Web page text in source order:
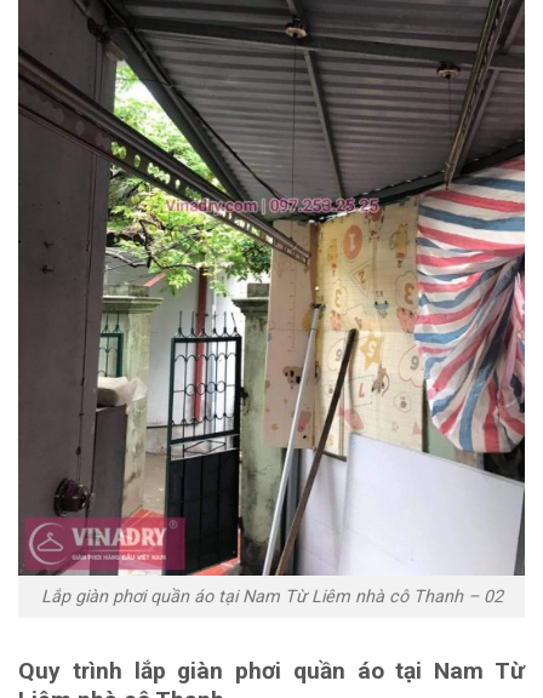
Lắp giàn phơi quần áo tại Nam Từ Liêm nhà cô Thanh – 02
Quy trình lắp giàn phơi quần áo tại Nam Từ